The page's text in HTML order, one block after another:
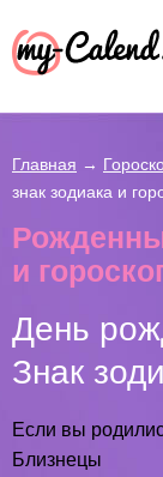
Главная →
знак зодиака и
и
День
Знак
Если вы
Близнецы